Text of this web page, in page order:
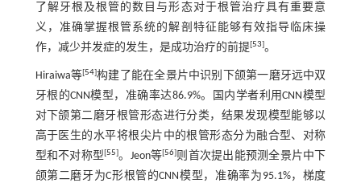
了解牙根及根管的数目与形态对于根管治疗具有重要意
义，准确掌握根管系统的解剖特征能够有效指导临床操
作，减少并发症的发生，是成功治疗的前提[53]。
Hiraiwa等[54]构建了能在全景片中识别下颌第一磨牙远中双
牙根的CNN模型，准确率达86.9%。国内学者利用CNN模型
对下颌第二磨牙根管形态进行分类，结果发现模型能够以
高于医生的水平将根尖片中的根管形态分为融合型、对称
型和不对称型[55]。Jeon等[56]则首次提出能预测全景片中下
颌第二磨牙为C形根管的CNN模型，准确率为95.1%，梯度